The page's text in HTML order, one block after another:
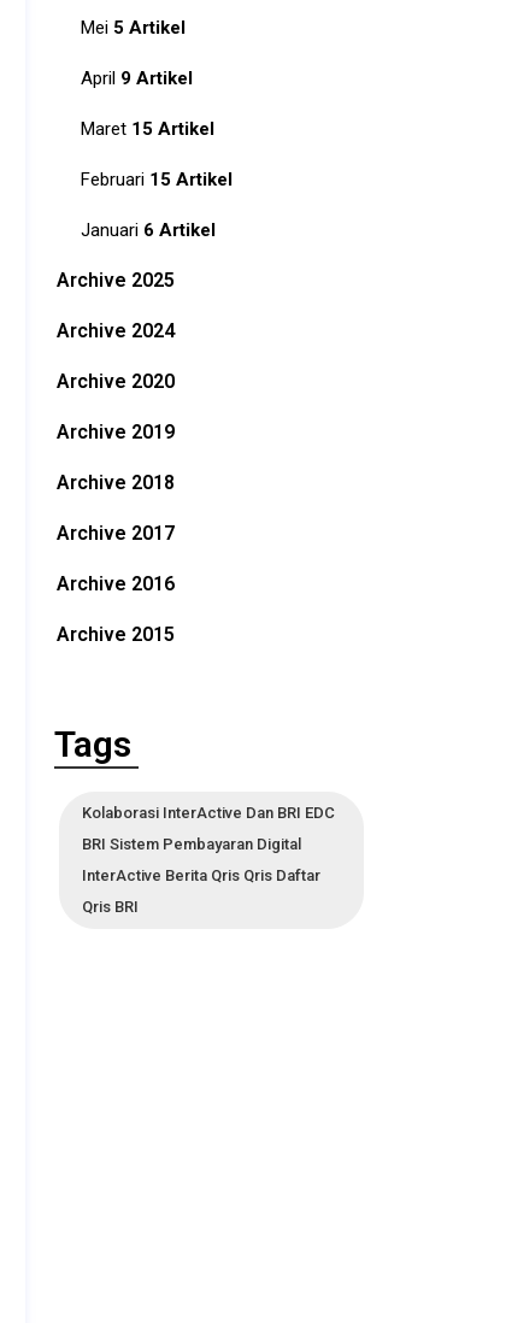
Mei 5 Artikel
April 9 Artikel
Maret 15 Artikel
Februari 15 Artikel
Januari 6 Artikel
Archive 2025
Archive 2024
Archive 2020
Archive 2019
Archive 2018
Archive 2017
Archive 2016
Archive 2015
Tags
Kolaborasi InterActive Dan BRI EDC
BRI Sistem Pembayaran Digital
InterActive Berita Qris Qris Daftar
Qris BRI